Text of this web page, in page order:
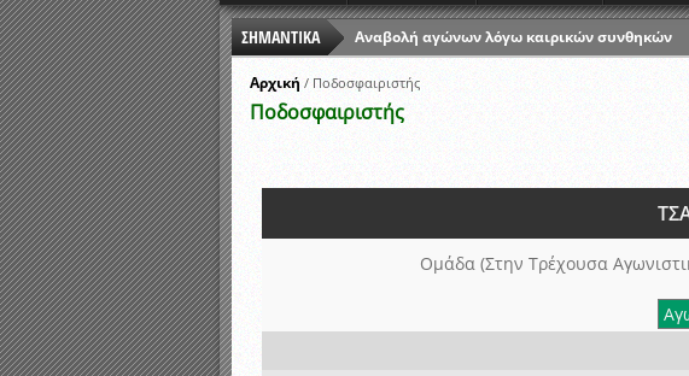
ΣΗΜΑΝΤΙΚΑ
Αναβολή αγώνων λόγω καιρικών συνθηκών
Ώρες έναρξης αγώνων Πρωταθλημάτων
Αποτελέσματα επαναληπτικών γραπτών
Κληρώσεις Πρωταθλημάτων και Κυπέλλου
Αρχική / Ποδοσφαιριστής
Ποδοσφαιριστής
Ομάδα (Στην Τρέχουσα